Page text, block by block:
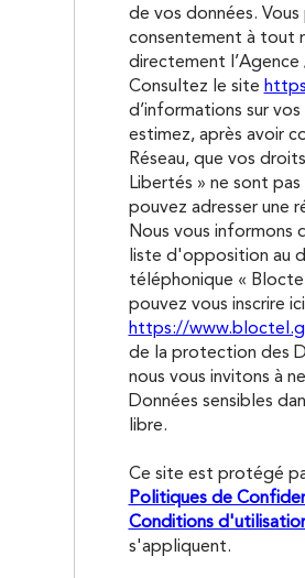
de vos données.
consentement à tout
directement l’Agence
Consultez le site
d’informations sur
estimez, après avoir
Réseau, que vos
Libertés » ne sont
pouvez adresser une
Nous vous informons
liste d'opposition au
téléphonique «
pouvez vous inscrire
https://
de la protection des
nous vous invitons à
Données sensibles
libre.
Ce site est protégé
Politiques de
Conditions
s'appliquent.